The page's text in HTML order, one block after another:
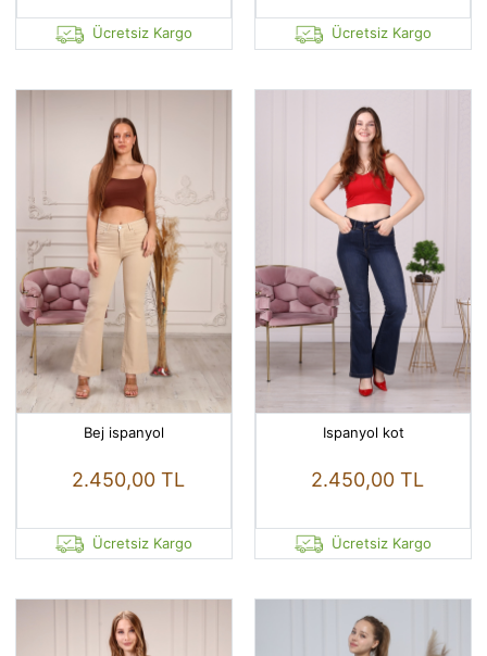
Ücretsiz Kargo Ücretsiz Kargo
Bej ispanyol
2.450,00 TL
Ücretsiz Kargo
Ispanyol kot
2.450,00 TL
Ücretsiz Kargo